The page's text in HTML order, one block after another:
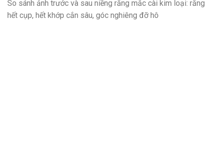
So sánh ảnh trước và sau niềng răng mắc cài kim loại: răng
hết cụp, hết khớp cắn sâu, góc nghiêng đỡ hô